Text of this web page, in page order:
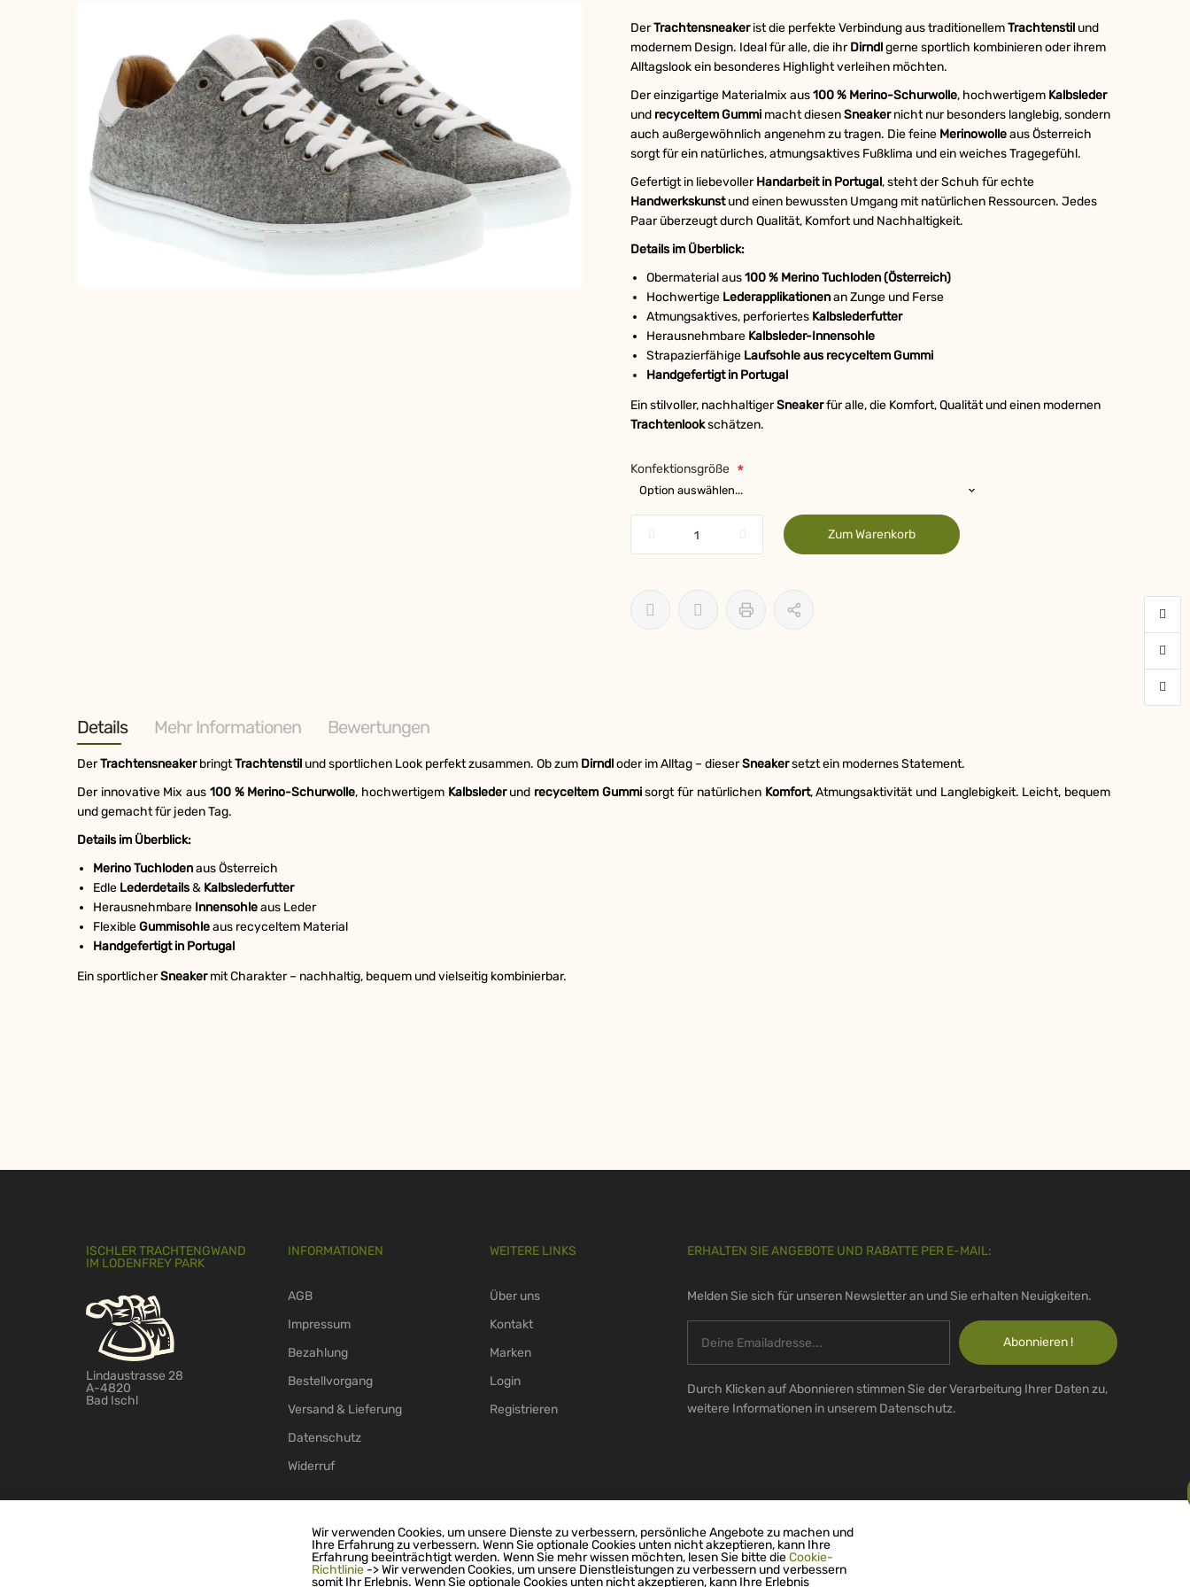
DerTrachtensneakerist die perfekte Verbindung aus traditionellemTrachtenstil und
modernem Design. Ideal für alle, die ihrDirndlgerne sportlich kombinieren oder ihrem
Alltagslook ein besonderes Highlight verleihen möchten.
Der einzigartige Materialmix aus100 % Merino-Schurwolle, hochwertigem Kalbsleder
und recyceltem Gummi macht diesenSneakernicht nur besonders langlebig, sondern
auch außergewöhnlich angenehm zu tragen. Die feine Merinowolleaus Österreich
sorgt für ein natürliches, atmungsaktives Fußklima und ein weiches Tragegefühl.
Gefertigt in liebevollerHandarbeit in Portugal, steht der Schuh für echte
Handwerkskunstund einen bewussten Umgang mit natürlichen Ressourcen. Jedes
Paar überzeugt durch Qualität, Komfort und Nachhaltigkeit.
Details im Überblick:
Obermaterial aus100 % Merino Tuchloden (Österreich)
Hochwertige Lederapplikationenan Zunge und Ferse
Atmungsaktives, perforiertes Kalbslederfutter
Herausnehmbare Kalbsleder-Innensohle
Strapazierfähige Laufsohle aus recyceltem Gummi
Handgefertigt in Portugal
Ein stilvoller, nachhaltigerSneakerfür alle, die Komfort, Qualität und einen modernen
Trachtenlookschätzen.
Konfektionsgröße
Zum Warenkorb
Details
DerTrachtensneakerbringtTrachtenstil und sportlichen Look perfekt zusammen. Ob zum Dirndloder im Alltag – dieserSneakersetzt ein modernes Statement.
Der innovative Mix aus 100 % Merino-Schurwolle, hochwertigem Kalbslederund recyceltem Gummisorgt für natürlichen Komfort, Atmungsaktivität und Langlebigkeit. Leicht, bequem
und gemacht für jeden Tag.
Details im Überblick:
Merino Tuchlodenaus Österreich
Edle Lederdetails& Kalbslederfutter
Herausnehmbare Innensohleaus Leder
FlexibleGummisohleaus recyceltem Material
Handgefertigt in Portugal
Ein sportlicherSneakermit Charakter – nachhaltig, bequem und vielseitig kombinierbar.
Mehr Informationen Bewertungen
ISCHLER TRACHTENGWAND
IM LODENFREY PARK
Lindaustrasse 28
A-4820
Bad Ischl
INFORMATIONEN
AGB
Impressum
Bezahlung
Bestellvorgang
Versand & Lieferung
Datenschutz
Widerruf
WEITERE LINKS
Über uns
Kontakt
Marken
Login
Registrieren
ERHALTEN SIE ANGEBOTE UND RABATTE PER E-MAIL:
Melden Sie sich für unseren Newsletter an und Sie erhalten Neuigkeiten.
Abonnieren !
Durch Klicken auf Abonnieren stimmen Sie der Verarbeitung Ihrer Daten zu,
weitere Informationen in unserem Datenschutz.
Wir verwenden Cookies, um unsere Dienste zu verbessern, persönliche Angebote zu machen und
Ihre Erfahrung zu verbessern. Wenn Sie optionale Cookies unten nicht akzeptieren, kann Ihre
Erfahrung beeinträchtigt werden. Wenn Sie mehr wissen möchten, lesen Sie bitte dieCookie-
Richtlinie -> Wir verwenden Cookies, um unsere Dienstleistungen zu verbessern und verbessern
somit Ihr Erlebnis. Wenn Sie optionale Cookies unten nicht akzeptieren, kann Ihre Erlebnis